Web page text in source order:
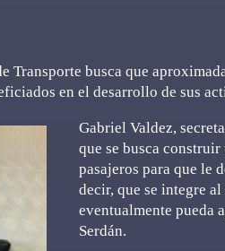
Transporte busca que
en el desarrollo de sus
Gabriel Valdez,
que se busca
pasajeros para que le
decir, que se integre
eventualmente pueda
Serdán.